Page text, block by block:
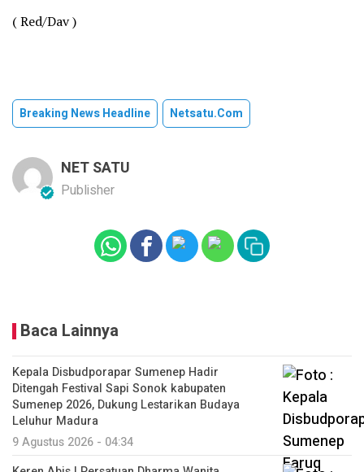
( Red/Dav )
Breaking News Headline Netsatu.com
NET SATU
Publisher
Baca Lainnya
Kepala Disbudporapar Sumenep Hadir
Ditengah Festival Sapi Sonok kabupaten
Sumenep 2026, Dukung Lestarikan Budaya
Leluhur Madura
9 Agustus 2026 - 04:34